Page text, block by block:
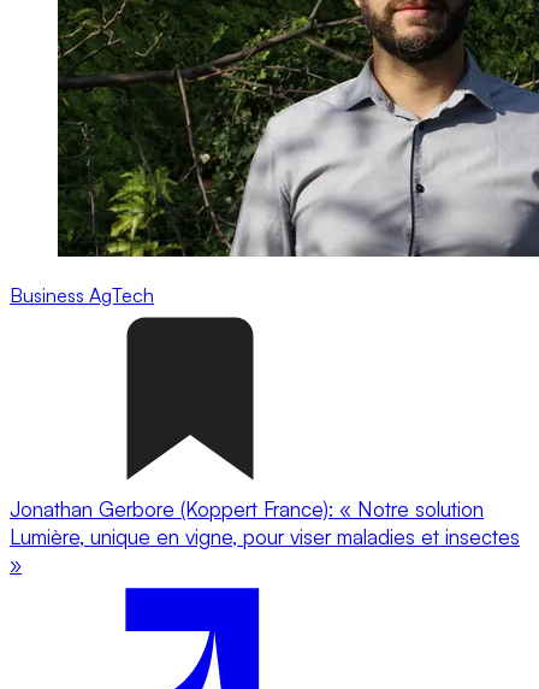
Business AgTech
Jonathan Gerbore (Koppert France): « Notre solution
Lumière, unique en vigne, pour viser maladies et insectes
»